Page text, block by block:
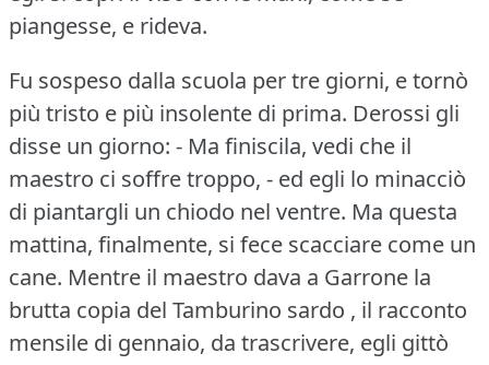
piangesse, e rideva.
Fu sospeso dalla scuola per tre giorni, e tornò
più tristo e più insolente di prima. Derossi gli
disse un giorno: - Ma finiscila, vedi che il
maestro ci soffre troppo, - ed egli lo minacciò
di piantargli un chiodo nel ventre. Ma questa
mattina, finalmente, si fece scacciare come un
cane. Mentre il maestro dava a Garrone la
brutta copia del Tamburino sardo , il racconto
mensile di gennaio, da trascrivere, egli gittò